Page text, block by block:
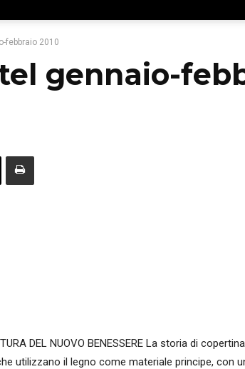
febbraio 2010
gennaio-
DEL NUOVO BENESSERE La storia di
utilizzano il legno come materiale principe, con